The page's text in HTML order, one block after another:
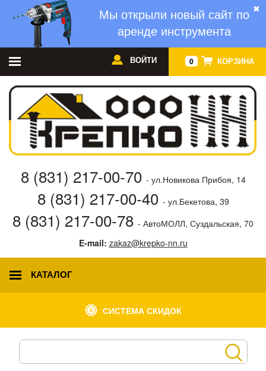
✖
Мы открыли новый сайт по
аренде инструмента
0 КОРЗИНА
ВОЙТИ
8 (831) 217-00-70 - ул.Новикова Прибоя, 14
8 (831) 217-00-40 - ул.Бекетова, 39
8 (831) 217-00-78 - АвтоМОЛЛ, Суздальская, 70
E-mail: zakaz@krepko-nn.ru
КАТАЛОГ
СИСТЕМА СКИДОК